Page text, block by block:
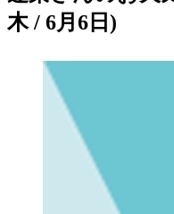
木 / 6月6日)